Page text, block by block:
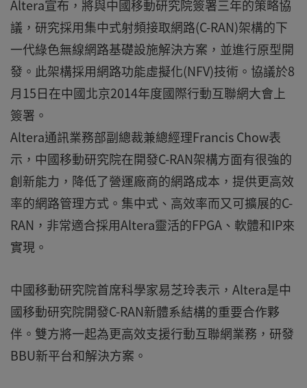
Altera宣布，將與中國移動研究院簽署三年的策略協
議，研究採用集中式射頻接取網路(C-RAN)架構的下
一代綠色無線網路基礎設施解決方案，並進行原型開
發。此架構採用網路功能虛擬化(NFV)技術。協議於8
月15日在中國北京2014年度國際行動互聯網大會上
簽署。
Altera通訊業務部副總裁兼總經理Francis Chow表
示，中國移動研究院在開發C-RAN架構方面有很強的
創新能力，降低了營運廠商的網路成本，提供更高效
率的網路管理方式。集中式、高效率而又可擴展的C-
RAN，非常適合採用Altera靈活的FPGA、軟體和IP來
實現。
中國移動研究院首席科學家易芝玲表示，Altera是中
國移動研究院開發C-RAN新體系結構的重要合作夥
伴。雙方將一起為更高效支援行動互聯網業務，研發
BBU新平台和解決方案。